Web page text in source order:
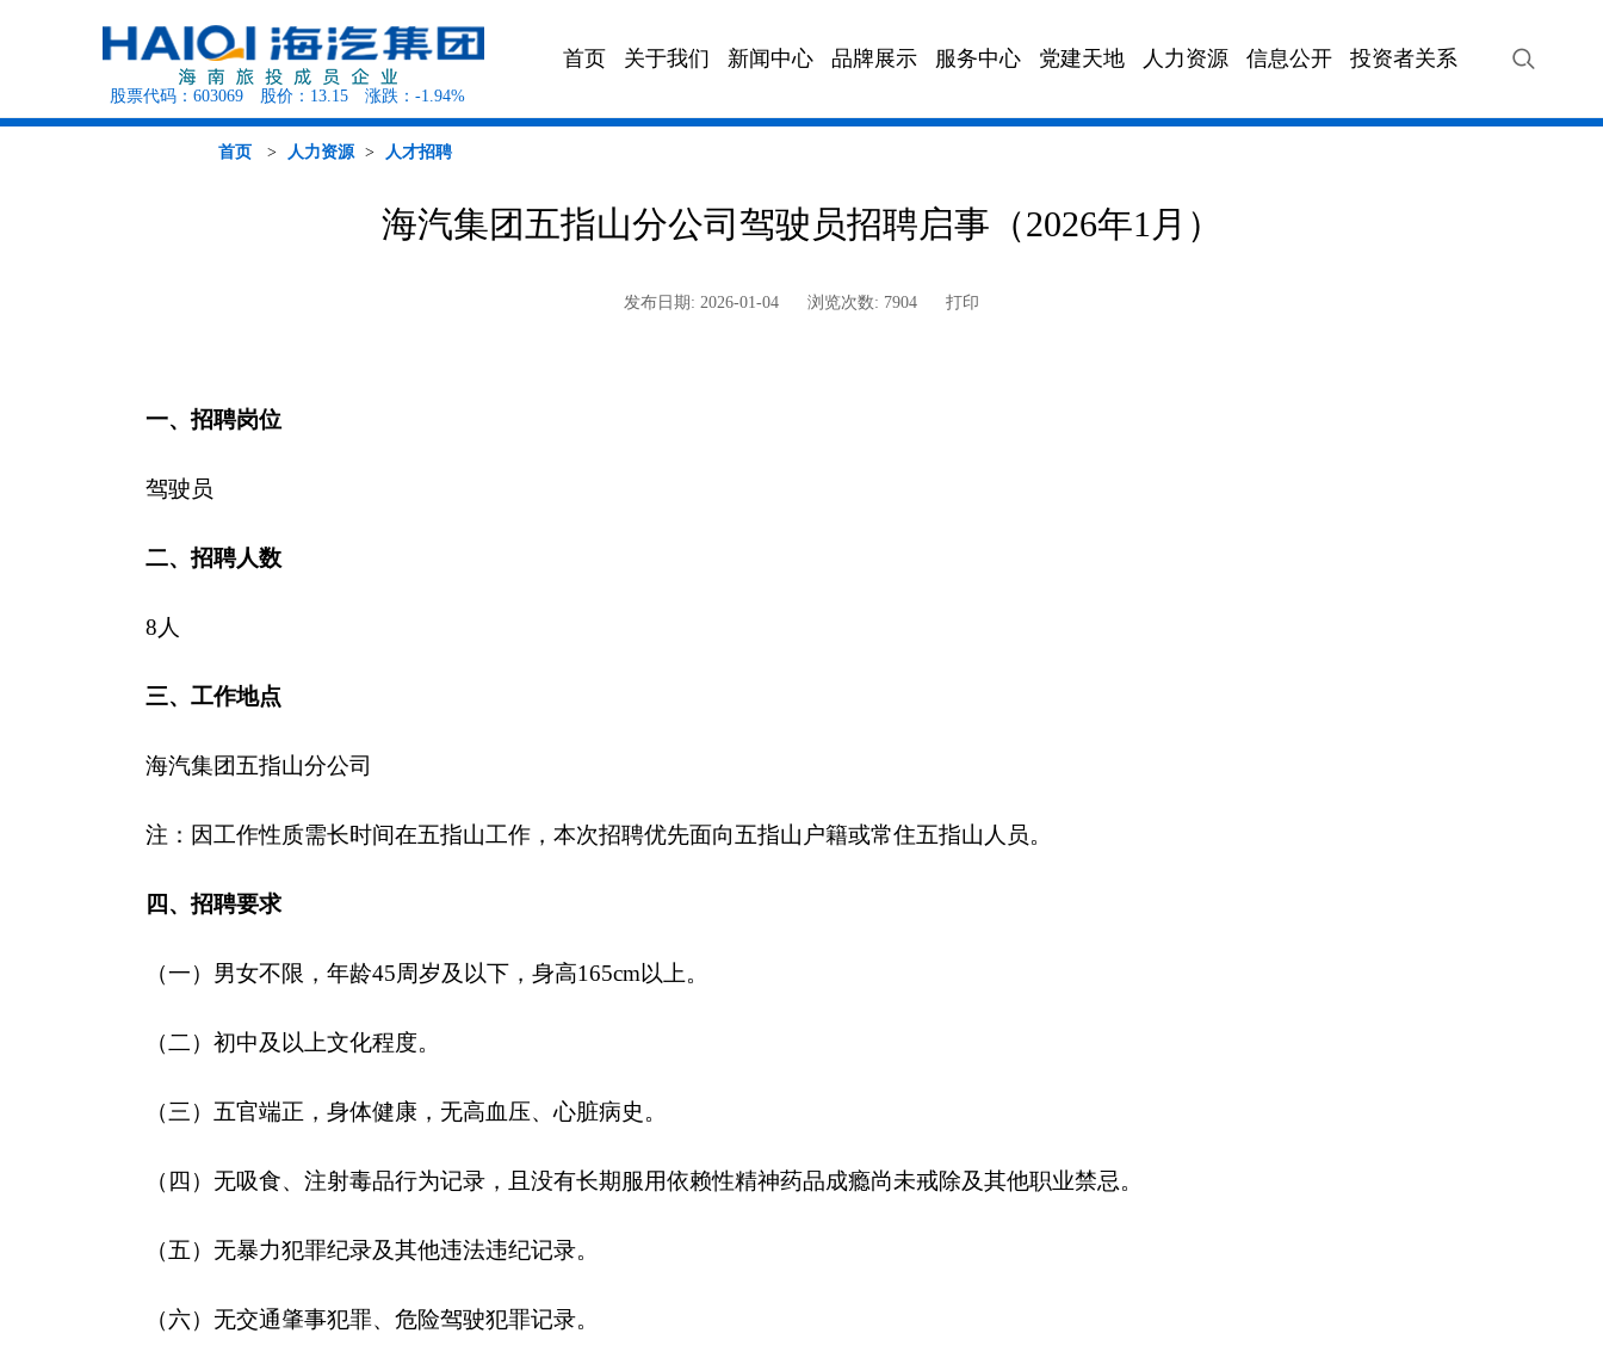
股票代码： 603069 股价： 13.15 涨跌： -1.94%
首页 关于我们
组织结构
新闻中心
行业资讯 媒体聚焦
品牌展示
环岛观光巴士 海旅租车
服务中心
快递查询
党建天地 人力资源 信息公开
征集调查
投资者关系
定期报告 投资者园地
首页 > 人力资源 > 人才招聘
海汽集团五指山分公司驾驶员招聘启事（2026年1月）
发布日期: 2026-01-04 浏览次数: 7904 打印
一、招聘岗位
驾驶员
二、招聘人数
8人
三、工作地点
海汽集团五指山分公司
注：因工作性质需长时间在五指山工作，本次招聘优先面向五指山户籍或常住五指山人员。
四、招聘要求
（一） 男女不限 ， 年龄45周岁及 以下 ， 身高165cm以上。
（二）初中及以上文化程度。
（三）五官端正，身体健康，无高血压、心脏病史。
（四）无吸食、注射毒品行为记录，且没有长期服用依赖性精神药品成瘾尚未戒除及其他职业禁忌。
（五）无暴力犯罪纪录及其他违法违纪记录。
（六）无交通肇事犯罪、危险驾驶犯罪记录。